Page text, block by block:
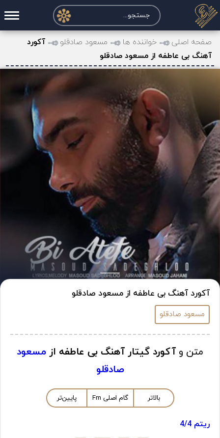
صفحه اصلی
درخواست آکورد
تماس با ما
حساب کاربری
صفحه اصلی خواننده ها مسعود صادقلو
آکورد
آهنگ بی عاطفه از مسعود صادقلو
آکورد آهنگ بی عاطفه از مسعود صادقلو
مسعود صادقلو
متن و آکورد گیتار آهنگ بی عاطفه از مسعود
صادقلو
بالاتر گام اصلی Fm پایین‌تر
ریتم 4/4